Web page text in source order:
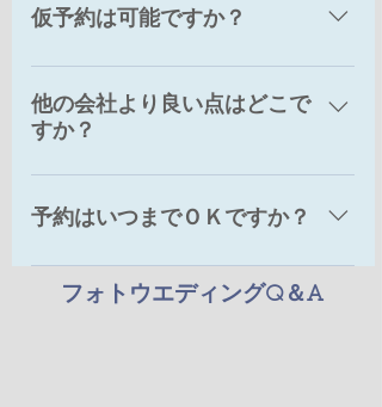
す）
影希望日（複数ご提示いただけると
ださい。人気の時期など、空き状況
は日々変わりますので予めご了承く
ださい。
仮予約は可能ですか？
ピーク時期を除き、可能です。仮押
さえが出来る時期は、基本的に5日間
とさせていただきます。
他の会社より良い点はどこで
すか？
１：素晴らしいロケーションや、バ
リエーション豊かな衣装や、経験豊
残せること。２：衣装や小物などの
追加代金がなく明朗会計なこと。
予約はいつまでＯＫですか？
撮影場所、スタッフ、精算上の問題
がなければ、いつでも可能です。今
​フォトウエディングQ＆A